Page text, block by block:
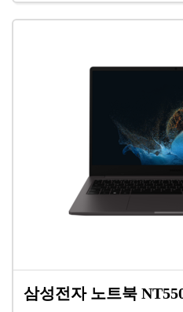
삼성전자 노트북